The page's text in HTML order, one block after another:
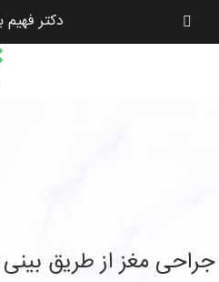
دکتر فهیم
جراحی مغز از طریق